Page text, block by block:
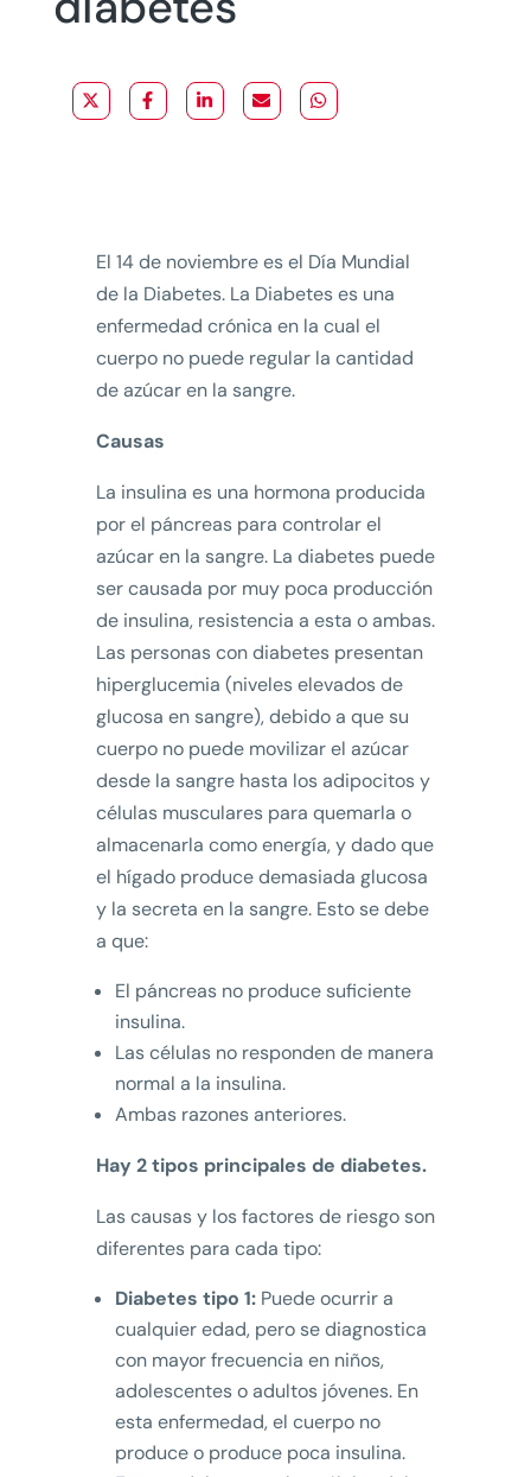
El 14 de noviembre es el Día Mundial
de la Diabetes. La Diabetes es una
enfermedad crónica en la cual el
cuerpo no puede regular la cantidad
de azúcar en la sangre.
Causas
La insulina es una hormona producida
por el páncreas para controlar el
azúcar en la sangre. La diabetes puede
ser causada por muy poca producción
de insulina, resistencia a esta o ambas.
Las personas con diabetes presentan
hiperglucemia (niveles elevados de
glucosa en sangre), debido a que su
cuerpo no puede movilizar el azúcar
desde la sangre hasta los adipocitos y
células musculares para quemarla o
almacenarla como energía, y dado que
el hígado produce demasiada glucosa
y la secreta en la sangre. Esto se debe
a que:
El páncreas no produce suficiente
insulina.
Las células no responden de manera
normal a la insulina.
Ambas razones anteriores.
Hay 2 tipos principales de diabetes.
Las causas y los factores de riesgo son
diferentes para cada tipo:
Diabetes tipo 1:Puede ocurrir a
cualquier edad, pero se diagnostica
con mayor frecuencia en niños,
adolescentes o adultos jóvenes. En
esta enfermedad, el cuerpo no
produce o produce poca insulina.